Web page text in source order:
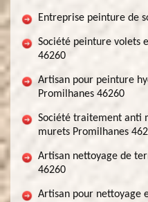
Entreprise peinture de
Société peinture volets
46260
Artisan pour peinture
Promilhanes 46260
Société traitement anti
murets Promilhanes
Artisan nettoyage de
46260
Artisan pour nettoyage